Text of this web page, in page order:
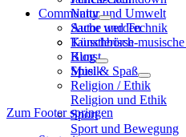
Natur und Umwelt
Sache und Technik
Künstlerisch-
Kunst
Musik
Religion / Ethik
Religion und Ethik
Sport
Sport und Bewegung
Community
Autor werden
Tauschbörse
Blog
Spiel & Spaß
Zum Footer springen